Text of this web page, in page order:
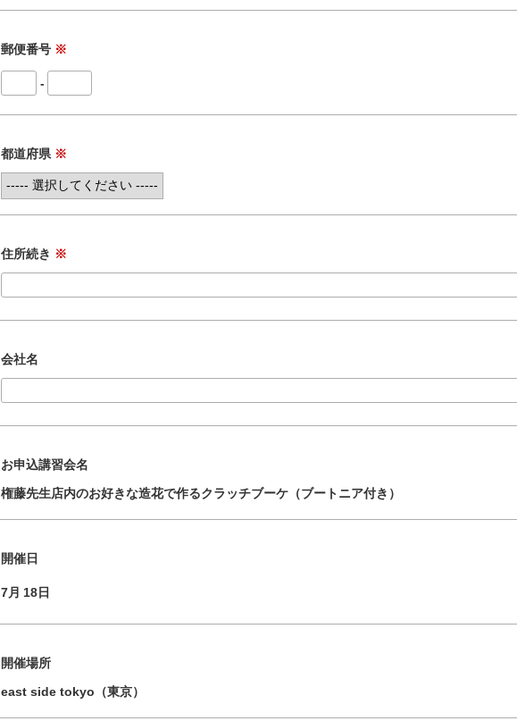
郵便番号 ※
-
都道府県 ※
住所続き ※
会社名
お申込講習会名
権藤先生店内のお好きな造花で作るクラッチブーケ（ブートニア付き）
開催日
7月 18日
開催場所
east side tokyo（東京）